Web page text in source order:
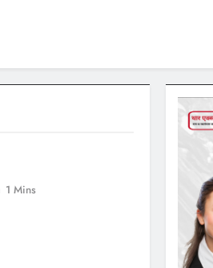
1 Mins